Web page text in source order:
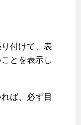
付けて、表
とを表示し
ば、必ず目